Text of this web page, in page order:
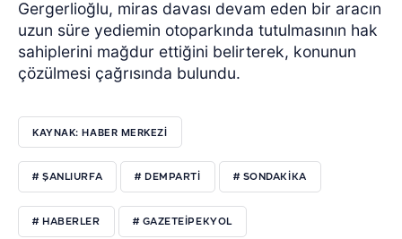
Gergerlioğlu, miras davası devam eden bir aracın
uzun süre yediemin otoparkında tutulmasının hak
sahiplerini mağdur ettiğini belirterek, konunun
çözülmesi çağrısında bulundu.
KAYNAK: HABER MERKEZI
# ŞANLIURFA # DEMPARTI # SONDAKIKA
# HABERLER # GAZETEIPEKYOL